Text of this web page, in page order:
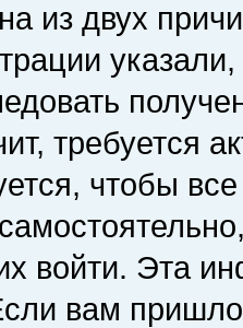
из двух
требуется
чтобы
войти. Эта
вам